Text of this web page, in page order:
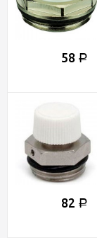
58 Р
82 Р